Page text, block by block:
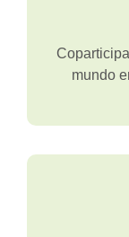
mundo